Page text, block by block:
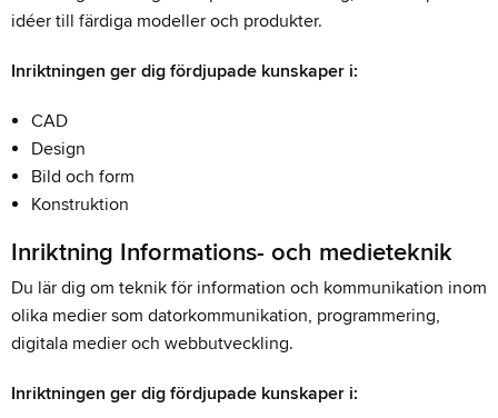
idéer till färdiga modeller och produkter.
Inriktningen ger dig fördjupade kunskaper i:
CAD
Design
Bild och form
Konstruktion
Inriktning Informations- och medieteknik
Du lär dig om teknik för information och kommunikation inom
olika medier som datorkommunikation, programmering,
digitala medier och webbutveckling.
Inriktningen ger dig fördjupade kunskaper i: